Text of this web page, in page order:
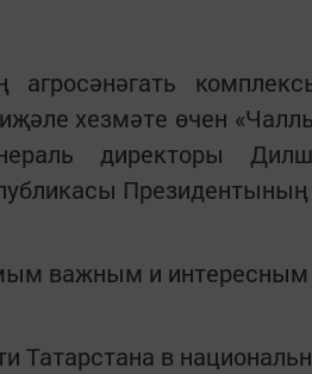
агросәнәгать
хезмәте өчен
директоры
важным и интересным
Татарстана в